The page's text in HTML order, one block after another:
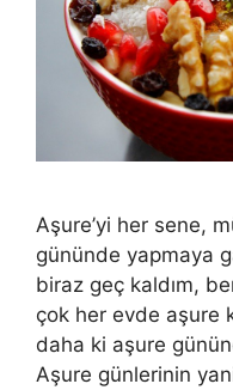
Aşure’yi her sene,
gününde yapmaya
biraz geç kaldım,
çok her evde aşure
daha ki aşure
Aşure günlerinin